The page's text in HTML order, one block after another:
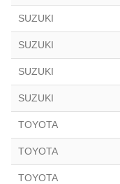
SUZUKI
SUZUKI
SUZUKI
SUZUKI
TOYOTA
TOYOTA
TOYOTA